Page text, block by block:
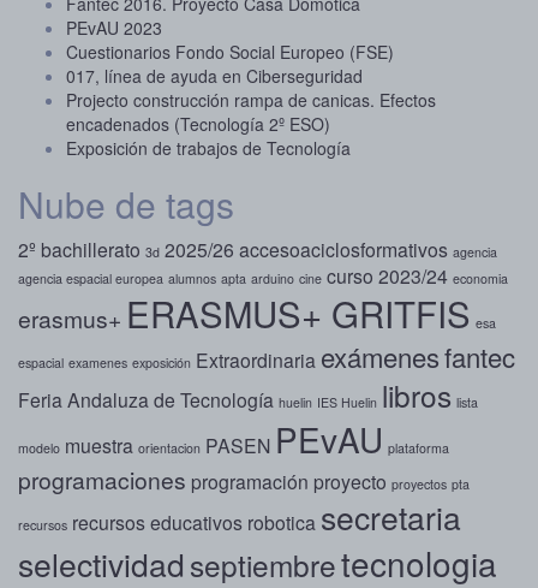
PEvAU 2023
Cuestionarios Fondo Social Europeo (FSE)
017, línea de ayuda en Ciberseguridad
Projecto construcción rampa de canicas. Efectos
encadenados (Tecnología 2º ESO)
Exposición de trabajos de Tecnología
Nube de tags
2º bachillerato 3d 2025/26 accesoaciclosformativos agencia
agencia espacial europea alumnos apta arduino cine curso 2023/24 economia
erasmus+ ERASMUS+ GRITFIS esa
espacial examenes exposición Extraordinaria exámenesfantec
Feria Andaluza de Tecnología huelin IES Huelin libros lista
modelo muestra orientacion PASEN PEvAU plataforma
programaciones programación proyecto proyectos pta
recursos recursos educativos robotica secretaria
selectividad septiembretecnologia